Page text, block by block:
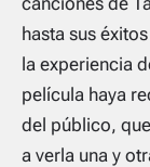
hasta sus
la experiencia
película haya
del público,
a verla una y